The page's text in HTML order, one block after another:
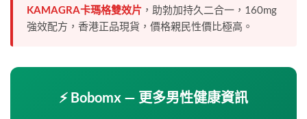
KAMAGRA卡瑪格雙效片 ，助勃加持久二合一，160mg
強效配方，香港正品現貨，價格親民性價比極高。
⚡ Bobomx — 更多男性健康資訊